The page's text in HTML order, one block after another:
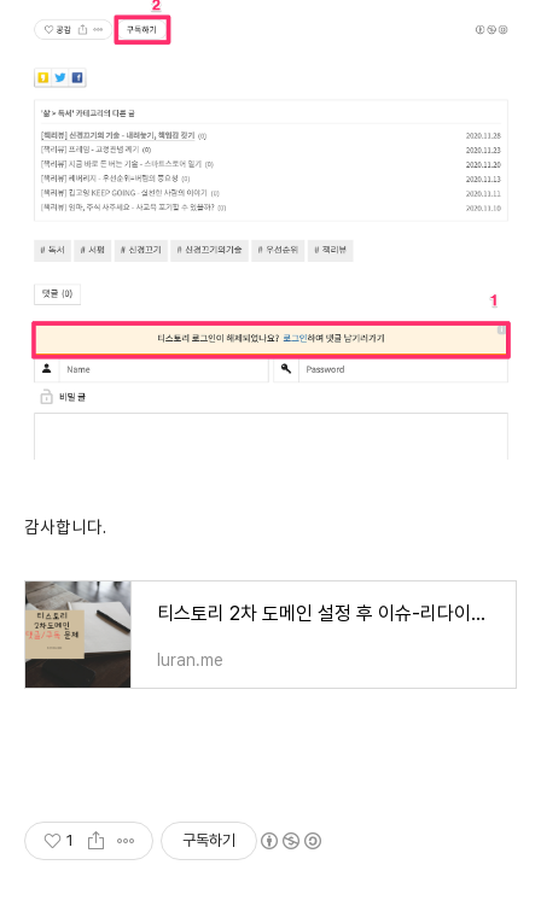
감사합니다.
티스토리 2차 도메인 설정 후 이슈-리다이렉션/댓글/구독 문제
luran.me
1 구독하기